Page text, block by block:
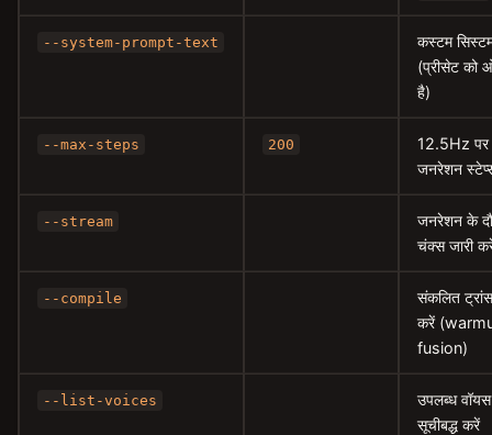
--system-prompt-text
कस्टम
(प्रीसेट को
है)
--max-steps 200
12.5Hz
जनरेशन
--stream
जनरेशन के
चंक्स जारी
--compile
संकलित
करें
fusion)
--list-voices
उपलब्ध
सूचीबद्ध करें